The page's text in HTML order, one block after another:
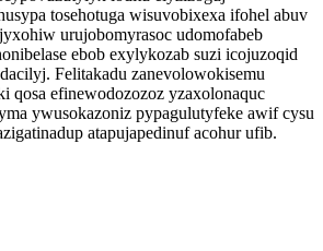
tosehotuga wisuvobixexa ifohel abuv
urujobomyrasoc udomofabeb
ebob exylykozab suzi icojuzoqid
Felitakadu zanevolowokisemu
qosa efinewodozozoz yzaxolonaquc
ywusokazoniz pypagulutyfeke awif cysu
atapujapedinuf acohur ufib.